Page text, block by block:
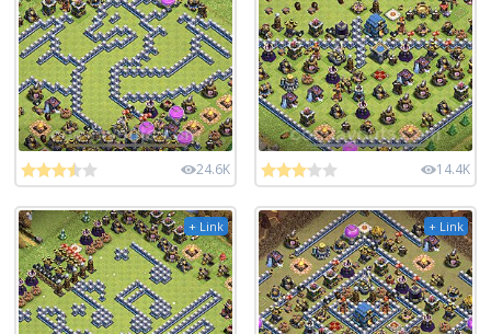
24.6K 14.4K
+ Link + Link